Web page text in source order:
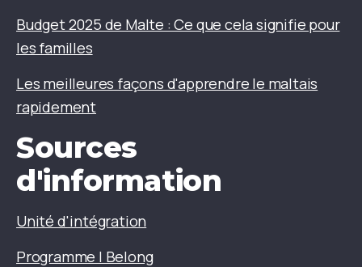
Budget 2025 de Malte : Ce que cela signifie pour
les familles
Les meilleures façons d'apprendre le maltais
rapidement
Sources
d'information
Unité d'intégration
Programme I Belong